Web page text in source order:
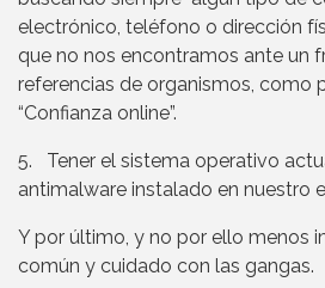
electrónico, teléfono o dirección
que no nos encontramos ante un
referencias de organismos, como
“Confianza online”.
5. Tener el sistema operativo
antimalware instalado en nuestro
Y por último, y no por ello menos
común y cuidado con las gangas.